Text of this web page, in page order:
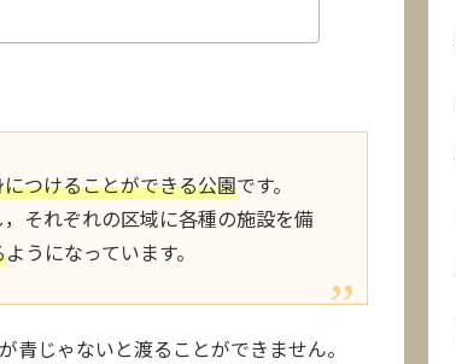
つけることができる公園です。
それぞれの区域に各種の施設を備
ようになっています。
じゃないと渡ることができません。